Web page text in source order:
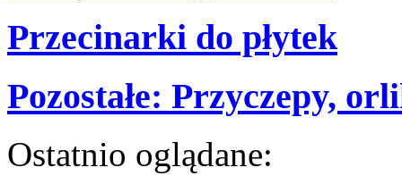
Przecinarki do płytek
Pozostałe: Przyczepy,
Ostatnio oglądane: